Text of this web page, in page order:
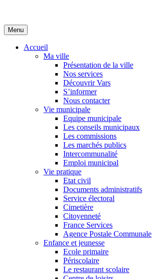
Menu
Accueil
Ma ville
Présentation de la ville
Nos services
Découvrir Vars
S’informer
Nous contacter
Vie municipale
Equipe municipale
Les conseils municipaux
Les commissions
Les marchés publics
Intercommunalité
Emploi municipal
Vie pratique
Etat civil
Documents administratifs
Service électoral
Cimetière
Citoyenneté
France Services
Agence Postale Communale
Enfance et jeunesse
Ecole primaire
Périscolaire
Le restaurant scolaire